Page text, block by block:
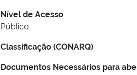
Nível de Acesso
Público
Classificação (CONARQ)
Documentos Necessários para